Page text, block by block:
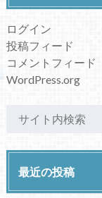
ログイン
投稿フィード
コメントフィード
WordPress.org
最近の投稿